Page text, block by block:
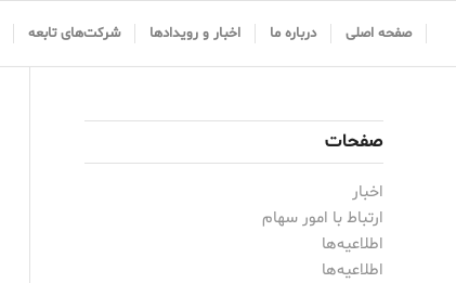
صفحه اصلی درباره ما اخبار و رویدادها شرکت‌های تابعه
صفحات
اخبار
ارتباط با امور سهام
اطلاعیه‌ها
اطلاعیه‌ها